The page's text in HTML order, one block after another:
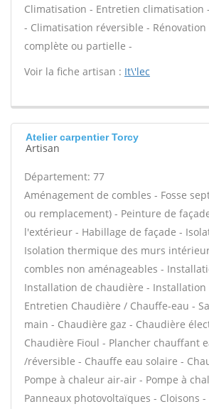
Climatisation - Entretien climatisation
- Climatisation réversible -
complète ou partielle -
Voir la fiche artisan : It\'lec
Atelier carpentier Torcy
Artisan
Département: 77
Aménagement de combles - Fosse
ou remplacement) - Peinture de
l'extérieur - Habillage de façade -
Isolation thermique des murs
combles non aménageables -
Installation de chaudière - Installation
Entretien Chaudière / Chauffe-eau -
main - Chaudière gaz - Chaudière
Chaudière Fioul - Plancher chauffant
/réversible - Chauffe eau solaire -
Pompe à chaleur air-air - Pompe à
Panneaux photovoltaïques - Cloisons